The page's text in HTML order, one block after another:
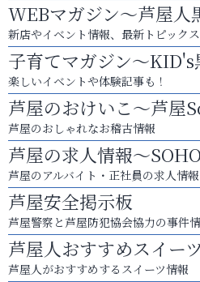
WEBマガジン～芦屋人
新店やイベント情報、最新トピックス
子育てマガジン～KID's
楽しいイベントや体験記事も！
芦屋のおけいこ～芦屋
芦屋のおしゃれなお稽古情報
芦屋の求人情報～
芦屋のアルバイト・正社員の求人情報
芦屋安全掲示板
芦屋警察と芦屋防犯協会協力の事件
芦屋人おすすめスイーツ
芦屋人がおすすめするスイーツ情報